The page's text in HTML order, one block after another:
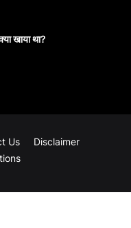
खाया था?
Us
Disclaimer